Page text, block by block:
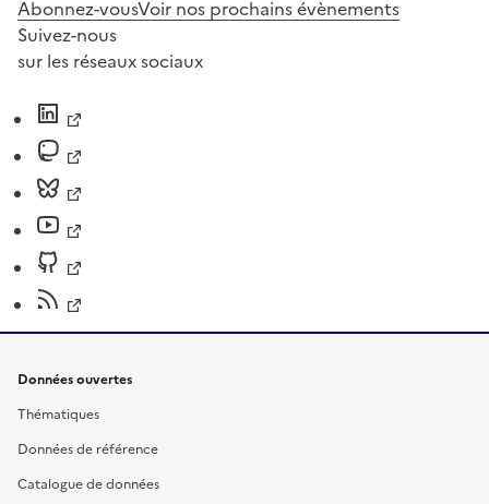
Abonnez-vousVoir nos prochains évènements
Suivez-nous
sur les réseaux sociaux
Données ouvertes
Thématiques
Données de référence
Catalogue de données